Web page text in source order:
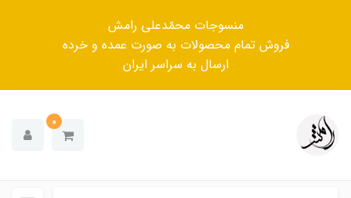
منسوجات محمّدعلی رامش
فروش تمام محصولات به صورت عمده و خرده
ارسال به سراسر ایران
0